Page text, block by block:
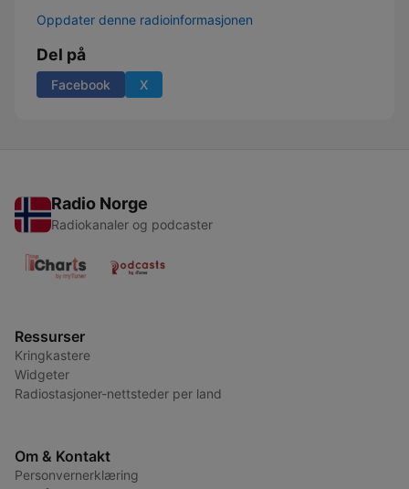
Oppdater denne radioinformasjonen
Del på
Facebook X
Radio Norge
Radiokanaler og podcaster
Ressurser
Kringkastere
Widgeter
Radiostasjoner-nettsteder per land
Om & Kontakt
Personvernerklæring